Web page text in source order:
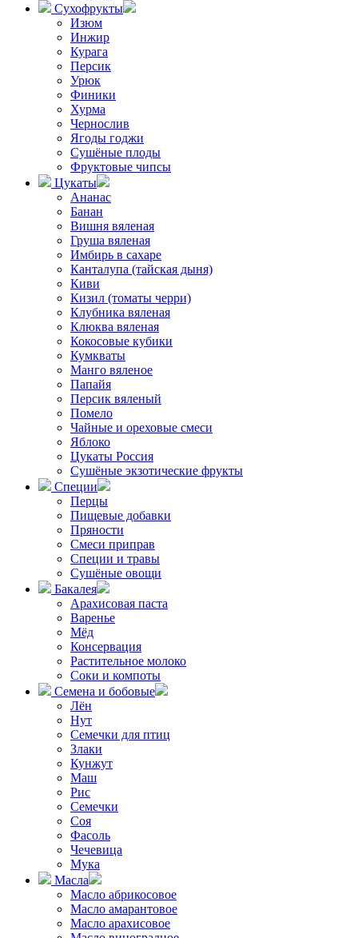
Сухофрукты
Изюм
Инжир
Курага
Персик
Урюк
Финики
Хурма
Чернослив
Ягоды годжи
Сушёные плоды
Фруктовые чипсы
Цукаты
Ананас
Банан
Вишня вяленая
Груша вяленая
Имбирь в сахаре
Канталупа (тайская дыня)
Киви
Кизил (томаты черри)
Клубника вяленая
Клюква вяленая
Кокосовые кубики
Кумкваты
Манго вяленое
Папайя
Персик вяленый
Помело
Чайные и ореховые смеси
Яблоко
Цукаты Россия
Сушёные экзотические фрукты
Специи
Перцы
Пищевые добавки
Пряности
Смеси приправ
Специи и травы
Сушёные овощи
Бакалея
Арахисовая паста
Варенье
Мёд
Консервация
Растительное молоко
Соки и компоты
Семена и бобовые
Лён
Нут
Семечки для птиц
Злаки
Кунжут
Маш
Рис
Семечки
Соя
Фасоль
Чечевица
Мука
Масла
Масло абрикосовое
Масло амарантовое
Масло арахисовое